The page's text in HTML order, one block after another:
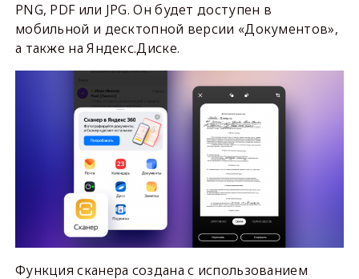
PNG, PDF или JPG. Он будет доступен в
мобильной и десктопной версии «Документов»,
а также на Яндекс.Диске.
Функция сканера создана с использованием